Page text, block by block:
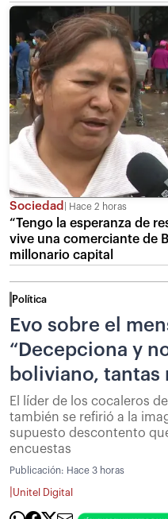
Sociedad Hace 2 horas
“Tengo la esperanza de
vive una comerciante de
millonario capital
Política
Evo sobre el
“Decepciona y
boliviano, tantas
El líder de los cocaleros
también se refirió a la
supuesto descontento
encuestas
Publicación: Hace 3 horas
Unitel Digital